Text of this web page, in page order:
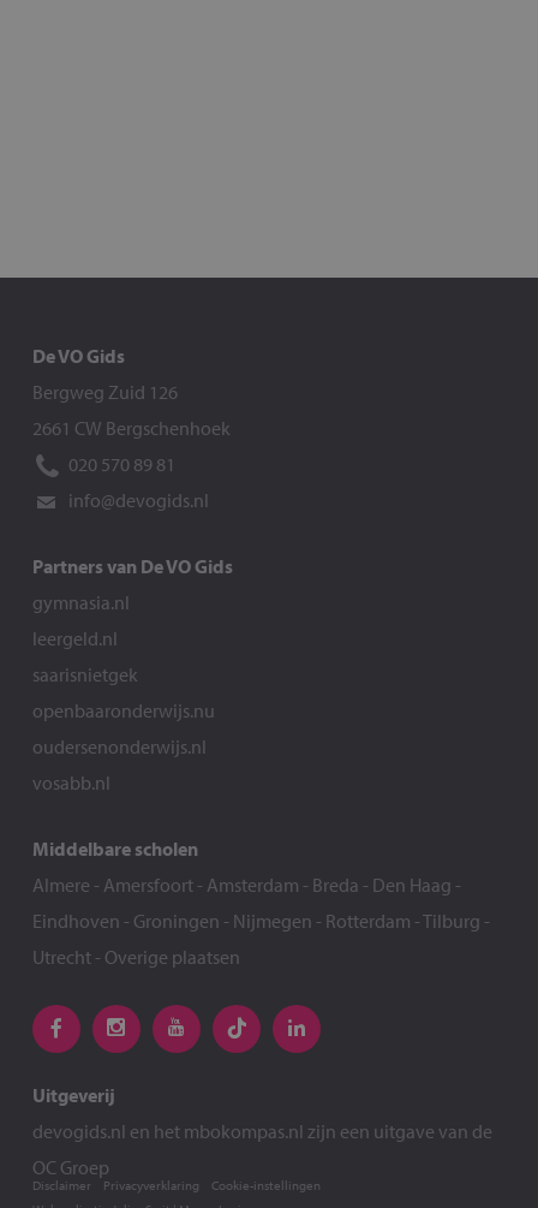
De VO Gids
Bergweg Zuid 126
2661 CW Bergschenhoek
020 570 89 81
info@devogids.nl
Partners van De VO Gids
gymnasia.nl
leergeld.nl
saarisnietgek
openbaaronderwijs.nu
oudersenonderwijs.nl
vosabb.nl
Middelbare scholen
Almere - Amersfoort- Amsterdam - Breda - Den Haag -
Eindhoven - Groningen - Nijmegen - Rotterdam -Tilburg -
Utrecht- Overige plaatsen
Uitgeverij
devogids.nl en het mbokompas.nl zijn een uitgave van de
OC Groep
Disclaimer Privacyverklaring Cookie-instellingen